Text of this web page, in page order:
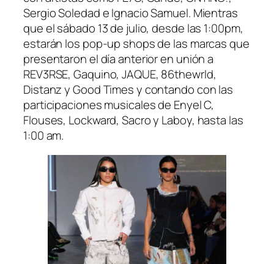
Sergio Soledad e Ignacio Samuel. Mientras
que el sábado 13 de julio, desde las 1:00pm,
estarán los pop-up shops de las marcas que
presentaron el día anterior en unión a
REV3RSE, Gaquino, JAQUE, 86thewrld,
Distanz y Good Times y contando con las
participaciones musicales de Enyel C,
Flouses, Lockward, Sacro y Laboy, hasta las
1:00 am.